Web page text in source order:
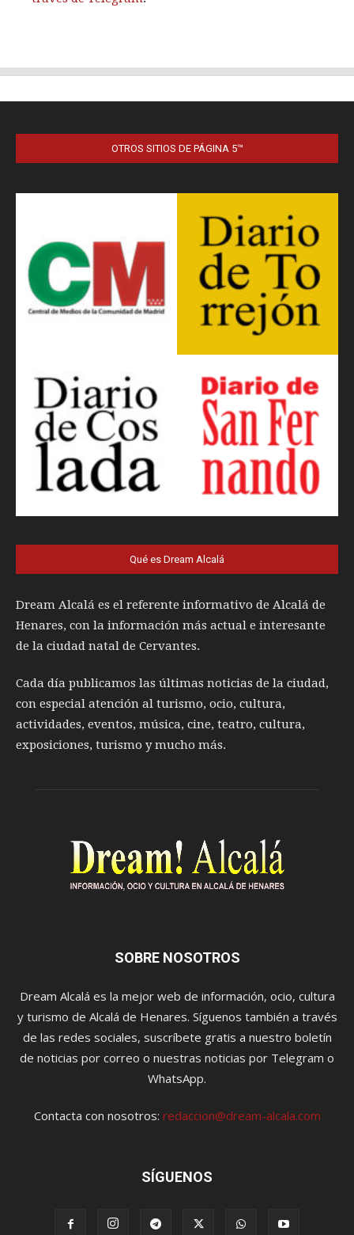
OTROS SITIOS DE PÁGINA 5™
Qué es Dream Alcalá
Dream Alcalá es el referente informativo de Alcalá de
Henares, con la información más actual e interesante
de la ciudad natal de Cervantes.
Cada día publicamos las últimas noticias de la ciudad,
con especial atención al turismo, ocio, cultura,
actividades, eventos, música, cine, teatro, cultura,
exposiciones, turismo y mucho más.
SOBRE NOSOTROS
Dream Alcalá es la mejor web de información, ocio, cultura
y turismo de Alcalá de Henares. Síguenos también a través
de las redes sociales, suscríbete gratis a nuestro boletín
de noticias por correo o nuestras noticias por Telegram o
WhatsApp.
Contacta con nosotros: redaccion@dream-alcala.com
SÍGUENOS